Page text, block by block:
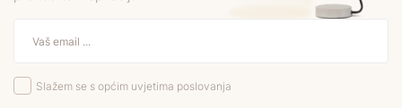
Slažem se s općim uvjetima poslovanja